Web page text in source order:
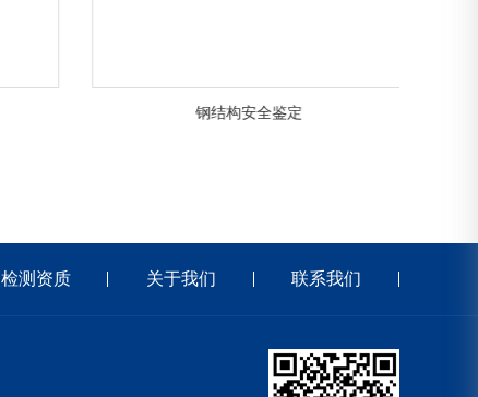
钢结构安全鉴定
检测资质 关于我们 联系我们